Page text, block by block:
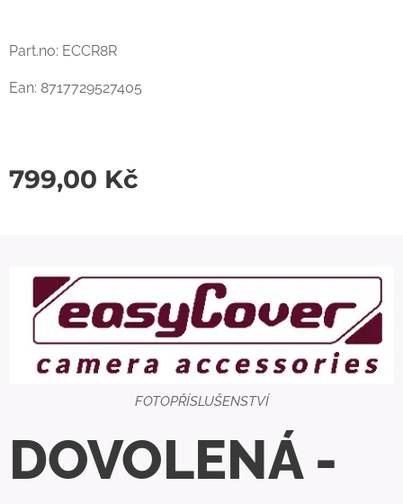
Part.no: ECCR8R
Ean: 8717729527405
799,00 Kč
FOTOPŘÍSLUŠENSTVÍ
DOVOLENÁ -